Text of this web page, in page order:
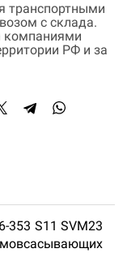
транспортными
с склада.
компаниями
РФ и за
353 S11 SVM23